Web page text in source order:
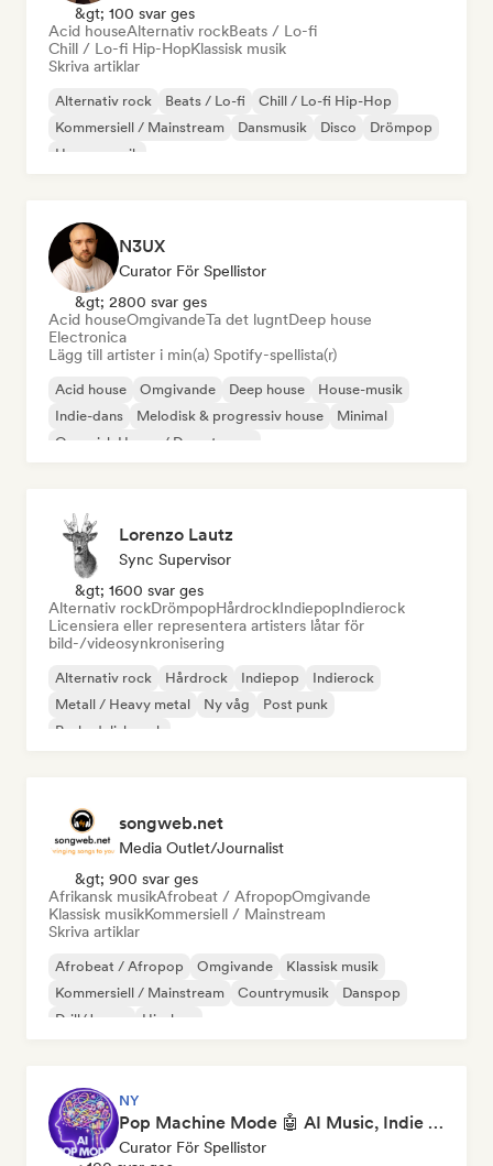
&gt; 100 svar ges
Acid houseAlternativ rockBeats / Lo-fi
Chill / Lo-fi Hip-HopKlassisk musik
Skriva artiklar
Alternativ rock Beats / Lo-fi
Chill / Lo-fi Hip-Hop
Kommersiell / Mainstream
Dansmusik Disco
Drömpop
House-musik
N3UX
Curator För Spellistor
&gt; 2800 svar ges
Acid houseOmgivandeTa det lugntDeep house
Electronica
Lägg till artister i min(a) Spotify-spellista(r)
Acid house Omgivande Deep house
House-musik
Indie-dans
Melodisk & progressiv house
Minimal
Organisk House / Downtempo
Lorenzo Lautz
Sync Supervisor
&gt; 1600 svar ges
Alternativ rockDrömpopHårdrockIndiepopIndierock
Licensiera eller representera artisters låtar för
bild-/videosynkronisering
Alternativ rock Hårdrock Indiepop
Indierock
Metall / Heavy metal
Ny våg
Post punk
Psykedelisk rock
songweb.net
Media Outlet/Journalist
&gt; 900 svar ges
Afrikansk musikAfrobeat / AfropopOmgivande
Klassisk musikKommersiell / Mainstream
Skriva artiklar
Afrobeat / Afropop Omgivande
Klassisk musik
Kommersiell / Mainstream
Countrymusik
Danspop
Drill/Jersey
Hip-hop
NY
Pop Machine Mode 🤖 AI Music, Indie Pop & Dream Pop
Curator För Spellistor